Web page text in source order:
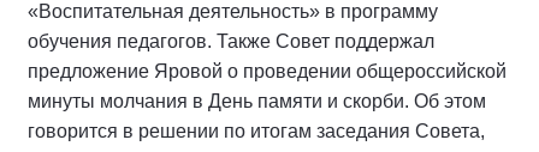
«Воспитательная деятельность» в программу
обучения педагогов. Также Совет поддержал
предложение Яровой о проведении общероссийской
минуты молчания в День памяти и скорби. Об этом
говорится в решении по итогам заседания Совета,